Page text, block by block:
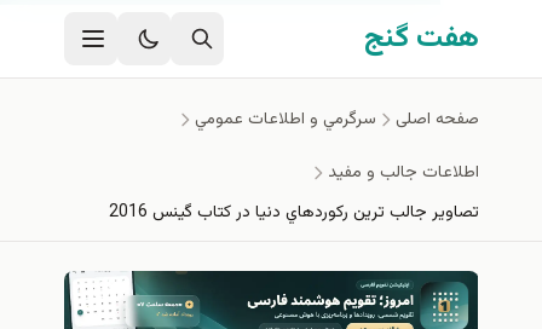
گنج
سرگرمي و اطلاعات عمومي
جالب و مفيد
جالب ترين ركوردهاي دنيا در كتاب گينس 2016